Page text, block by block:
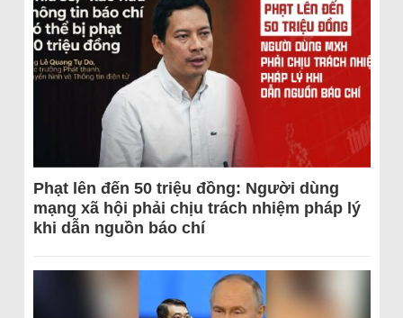
Phạt lên đến 50 triệu đồng: Người dùng
mạng xã hội phải chịu trách nhiệm pháp lý
khi dẫn nguồn báo chí